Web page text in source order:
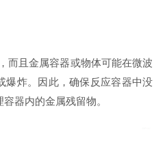
且金属容器或物体可能在微波
爆炸。因此，确保反应容器中没
器内的金属残留物。